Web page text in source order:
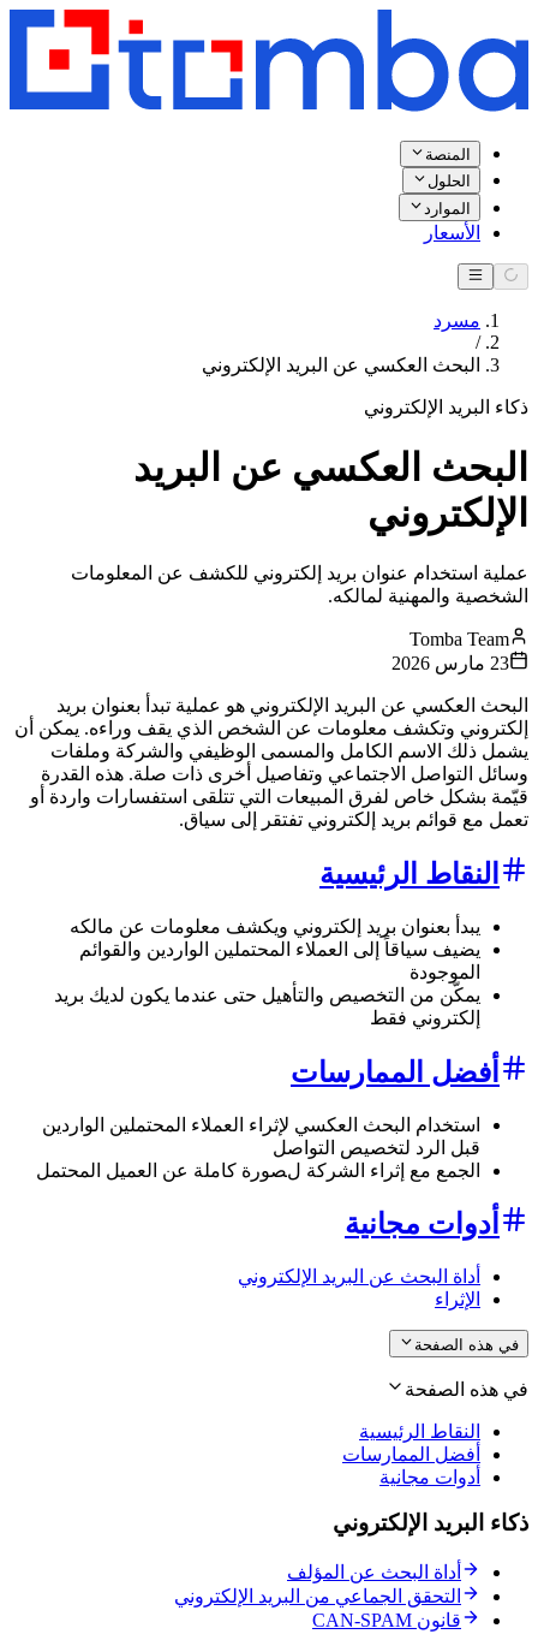
المنصة
الحلول
الموارد
الأسعار
مسرد
/
البحث العكسي عن البريد الإلكتروني
ذكاء البريد الإلكتروني
البحث العكسي عن البريد
الإلكتروني
عملية استخدام عنوان بريد إلكتروني للكشف عن المعلومات
الشخصية والمهنية لمالكه.
Tomba Team
23 مارس 2026
البحث العكسي عن البريد الإلكتروني هو عملية تبدأ بعنوان بريد
إلكتروني وتكشف معلومات عن الشخص الذي يقف وراءه. يمكن أن
يشمل ذلك الاسم الكامل والمسمى الوظيفي والشركة وملفات
وسائل التواصل الاجتماعي وتفاصيل أخرى ذات صلة. هذه القدرة
قيّمة بشكل خاص لفرق المبيعات التي تتلقى استفسارات واردة أو
تعمل مع قوائم بريد إلكتروني تفتقر إلى سياق.
النقاط الرئيسية
يبدأ بعنوان بريد إلكتروني ويكشف معلومات عن مالكه
يضيف سياقاً إلى العملاء المحتملين الواردين والقوائم
الموجودة
يمكّن من التخصيص والتأهيل حتى عندما يكون لديك بريد
إلكتروني فقط
أفضل الممارسات
استخدام البحث العكسي لإثراء العملاء المحتملين الواردين
قبل الرد لتخصيص التواصل
الجمع مع إثراء الشركة لصورة كاملة عن العميل المحتمل
أدوات مجانية
أداة البحث عن البريد الإلكتروني
الإثراء
في هذه الصفحة
في هذه الصفحة
النقاط الرئيسية
أفضل الممارسات
أدوات مجانية
ذكاء البريد الإلكتروني
أداة البحث عن المؤلف
التحقق الجماعي من البريد الإلكتروني
قانون CAN-SPAM